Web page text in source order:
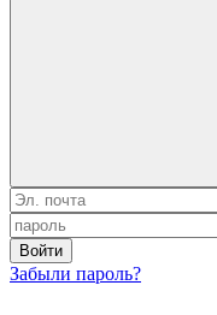
Войти
Забыли пароль?